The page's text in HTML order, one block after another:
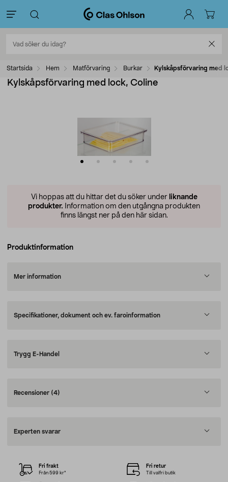
Startsida Hem Matförvaring Burkar Kylskåpsförvaring med
Kylskåpsförvaring med lock, Coline
Vi hoppas att du hittar det du söker under liknande
produkter. Information om den utgångna produkten
finns längst ner på den här sidan.
Produktinformation
Mer information
Specifikationer, dokument och ev. faroinformation
Trygg E-Handel
Recensioner (4)
Experten svarar
Fri frakt
Från 599 kr*
Fri retur
Till valfri butik